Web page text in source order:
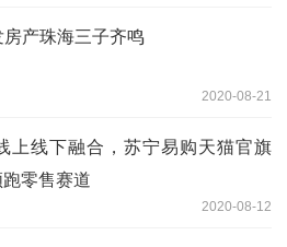
产珠海三子齐鸣
2020-08-21
上线下融合，苏宁易购天猫官旗
零售赛道
2020-08-12